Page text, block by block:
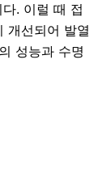
. 이럴 때 접
개선되어 발열
성능과 수명